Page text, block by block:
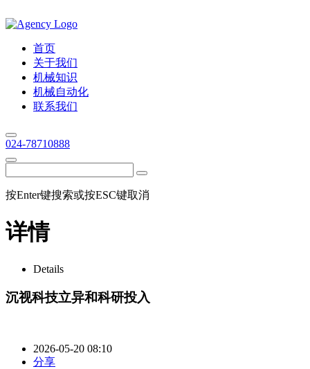
首页
关于我们
机械知识
机械自动化
联系我们
024-78710888
按Enter键搜索或按ESC键取消
详情
Details
沉视科技立异和科研投入
2026-05-20 08:10
分享